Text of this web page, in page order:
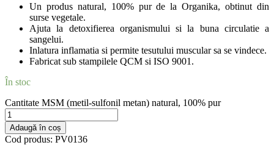
Un produs natural, 100% pur de la Organika, obtinut din
surse vegetale.
Ajuta la detoxifierea organismului si la buna circulatie a
sangelui.
Inlatura inflamatia si permite tesutului muscular sa se vindece.
Fabricat sub stampilele QCM si ISO 9001.
În stoc
Cantitate MSM (metil-sulfonil metan) natural, 100% pur
Adaugă în coș
Cod produs: PV0136